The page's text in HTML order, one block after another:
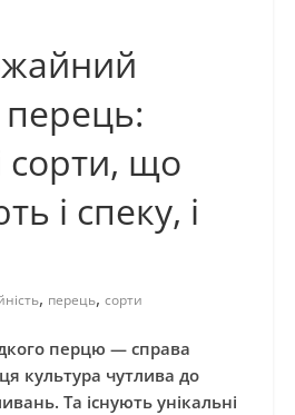
сорти, що
і спеку, і
, перець, сорти
перцю — справа
культура чутлива до
Та існують унікальні